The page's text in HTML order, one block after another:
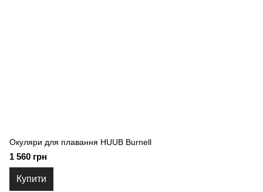
Окуляри для плавання HUUB Burnell
1 560 грн
Купити